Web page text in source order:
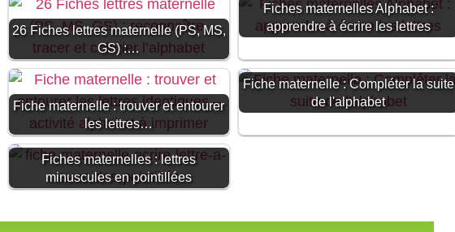
26 Fiches lettres maternelle (PS, MS,
GS) :…
Fiches maternelles Alphabet :
apprendre à écrire les lettres
Fiche maternelle : trouver et entourer
les lettres…
Fiche maternelle : Compléter la suite
de l'alphabet
Fiches maternelles : lettres
minuscules en pointillées